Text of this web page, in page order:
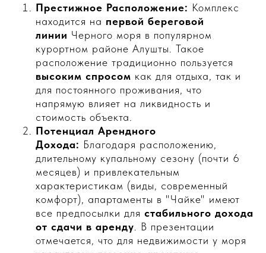
Престижное Расположение: Комплекс
находится на первой береговой
линии Черного моря в популярном
курортном районе Алушты. Такое
расположение традиционно пользуется
высоким спросом как для отдыха, так и
для постоянного проживания, что
напрямую влияет на ликвидность и
стоимость объекта.
Потенциал Арендного
Дохода: Благодаря расположению,
длительному купальному сезону (почти 6
месяцев) и привлекательным
характеристикам (виды, современный
комфорт), апартаменты в "Чайке" имеют
все предпосылки для стабильного дохода
от сдачи в аренду . В презентации
отмечается, что для недвижимости у моря